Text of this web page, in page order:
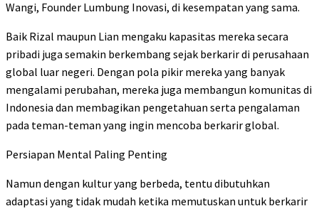
Wangi, Founder Lumbung Inovasi, di kesempatan yang sama.
Baik Rizal maupun Lian mengaku kapasitas mereka secara
pribadi juga semakin berkembang sejak berkarir di perusahaan
global luar negeri. Dengan pola pikir mereka yang banyak
mengalami perubahan, mereka juga membangun komunitas di
Indonesia dan membagikan pengetahuan serta pengalaman
pada teman-teman yang ingin mencoba berkarir global.
Persiapan Mental Paling Penting
Namun dengan kultur yang berbeda, tentu dibutuhkan
adaptasi yang tidak mudah ketika memutuskan untuk berkarir